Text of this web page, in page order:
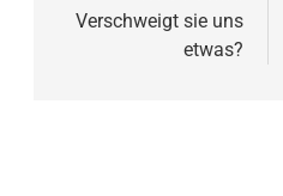
Verschweigt sie uns
etwas?